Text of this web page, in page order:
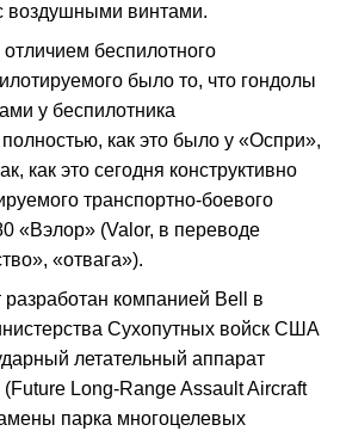
воздушными винтами.
беспилотного
было то, что гондолы
у беспилотника
как это было у «Оспри»,
как это сегодня конструктивно
транспортно-боевого
«Вэлор» (Valor, в переводе
«отвага»).
компанией Bell в
Сухопутных войск США
летательный аппарат
Long-Range Assault Aircraft
парка многоцелевых